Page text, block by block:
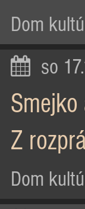
Dom
so
Smejko
Z
Dom